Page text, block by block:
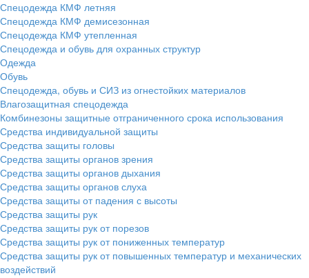
Спецодежда КМФ летняя
Спецодежда КМФ демисезонная
Спецодежда КМФ утепленная
Спецодежда и обувь для охранных структур
Одежда
Обувь
Спецодежда, обувь и СИЗ из огнестойких материалов
Влагозащитная спецодежда
Комбинезоны защитные отграниченного срока использования
Средства индивидуальной защиты
Средства защиты головы
Средства защиты органов зрения
Средства защиты органов дыхания
Средства защиты органов слуха
Средства защиты от падения с высоты
Средства защиты рук
Средства защиты рук от порезов
Средства защиты рук от пониженных температур
Средства защиты рук от повышенных температур и механических
воздействий